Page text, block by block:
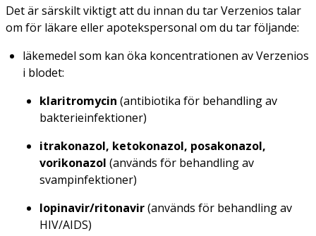
Det är särskilt viktigt att du innan du tar Verzenios talar
om för läkare eller apotekspersonal om du tar följande:
läkemedel som kan öka koncentrationen av Verzenios
i blodet:
klaritromycin (antibiotika för behandling av
bakterieinfektioner)
itrakonazol, ketokonazol, posakonazol,
vorikonazol (används för behandling av
svampinfektioner)
lopinavir/ritonavir(används för behandling av
HIV/AIDS)